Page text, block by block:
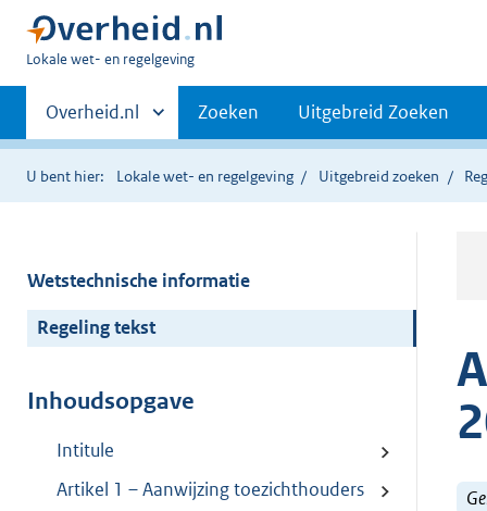
U
hier:
Lokale wet- en regelgeving
Primaire
navigatie
Andere
sites
binnen
Overheid.nl Zoeken Uitgebreid Zoeken
U bent hier: Lokale wet- en regelgeving Uitgebreid zoeken
Wetstechnische informatie
Regeling tekst
Inhoudsopgave
Intitule
Artikel 1 – Aanwijzing toezichthouders